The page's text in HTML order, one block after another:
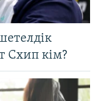
Схип кім?